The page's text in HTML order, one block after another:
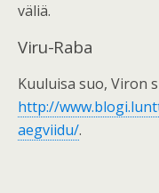
väliä.
Viru-Raba
Kuuluisa suo, Viron
http://
aegviidu/.